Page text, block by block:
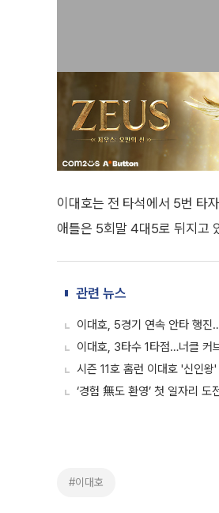
이대호는 전 타석에서 5번 타
애틀은 5회말 4대5로 뒤지고
관련 뉴스
이대호, 5경기 연속 안타 행
이대호, 3타수 1타점…너클 커
시즌 11호 홈런 이대호 '신인
‘경험 無도 환영’ 첫 일자리 도
#이대호